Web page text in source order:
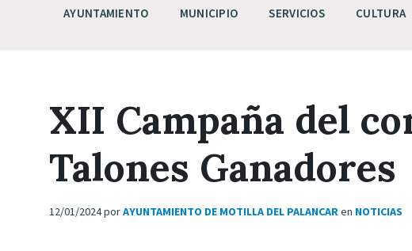
AYUNTAMIENTO MUNICIPIO SERVICIOS CULTURA
XII Campaña del
Talones Ganadores
12/01/2024porAYUNTAMIENTO DE MOTILLA DEL PALANCARen NOTICIAS